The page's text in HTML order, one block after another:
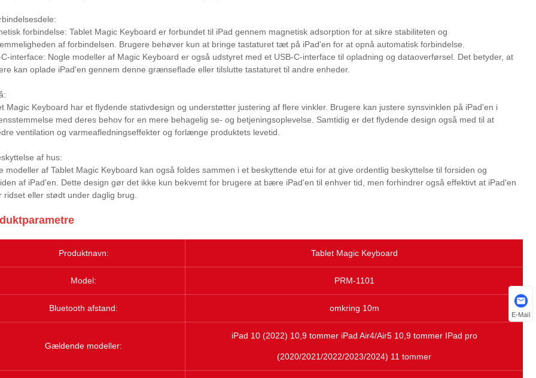
forbindelse: Tablet Magic Keyboard er forbundet til iPad gennem magnetisk adsorption for at sikre stabiliteten og
af ​​forbindelsen. Brugere behøver kun at bringe tastaturet tæt på iPad'en for at opnå automatisk forbindelse.
C-interface: Nogle modeller af Magic Keyboard er også udstyret med et USB-C-interface til opladning og dataoverførsel. Det betyder, at
kan oplade iPad'en gennem denne grænseflade eller tilslutte tastaturet til andre enheder.
Magic Keyboard har et flydende stativdesign og understøtter justering af flere vinkler. Brugere kan justere synsvinklen på iPad'en i
med deres behov for en mere behagelig se- og betjeningsoplevelse. Samtidig er det flydende design også med til at
ventilation og varmeafledningseffekter og forlænge produktets levetid.
af hus:
modeller af Tablet Magic Keyboard kan også foldes sammen i et beskyttende etui for at give ordentlig beskyttelse til forsiden og
af ​​iPad'en. Dette design gør det ikke kun bekvemt for brugere at bære iPad'en til enhver tid, men forhindrer også effektivt at iPad'en
ridset eller stødt under daglig brug.
Produktnavn: Tablet Magic Keyboard
Model: PRM-1101
Bluetooth afstand: omkring 10m
Gældende modeller:
iPad 10 (2022) 10,9 tommer iPad Air4/Air5 10,9 tommer IPad pro
(2020/2021/2022/2023/2024) 11 tommer
E-Mail